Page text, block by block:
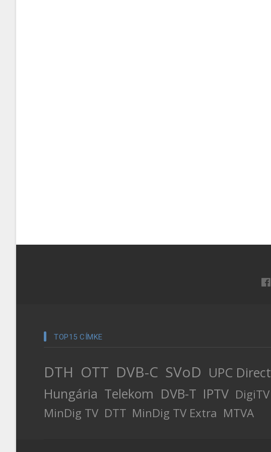
TOP15 CÍMKE
DTH OTT DVB-C SVoD UPC Direct
Hungária Telekom DVB-T IPTV DigiTV
MinDig TV DTT MinDig TV Extra MTVA